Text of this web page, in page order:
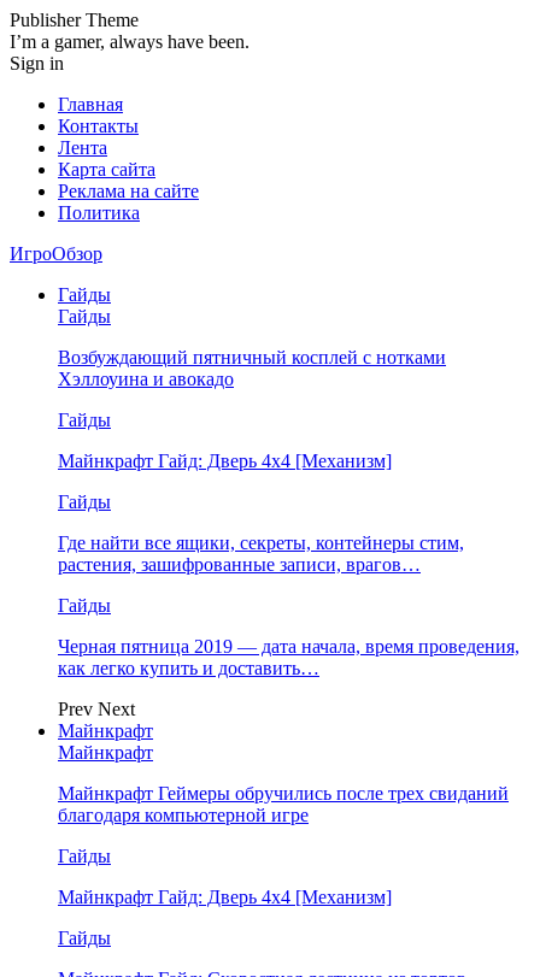
Publisher Theme
I’m a gamer, always have been.
Sign in
Главная
Контакты
Лента
Карта сайта
Реклама на сайте
Политика
ИгроОбзор
Гайды
Гайды
Возбуждающий пятничный косплей с нотками
Хэллоуина и авокадо
Гайды
Майнкрафт Гайд: Дверь 4х4 [Механизм]
Гайды
Где найти все ящики, секреты, контейнеры стим,
растения, зашифрованные записи, врагов…
Гайды
Черная пятница 2019 — дата начала, время проведения,
как легко купить и доставить…
Prev Next
Майнкрафт
Майнкрафт
Майнкрафт Геймеры обручились после трех свиданий
благодаря компьютерной игре
Гайды
Майнкрафт Гайд: Дверь 4х4 [Механизм]
Гайды